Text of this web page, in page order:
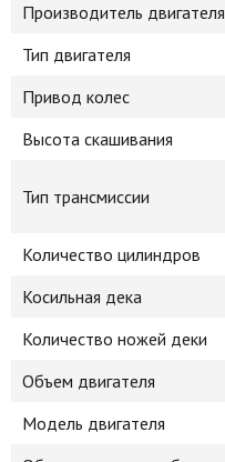
Производитель двигателя
Тип двигателя
Привод колес
Высота скашивания
Тип трансмиссии
Количество цилиндров
Косильная дека
Количество ножей деки
Объем двигателя
Модель двигателя